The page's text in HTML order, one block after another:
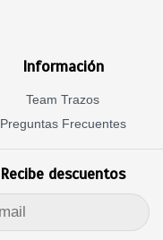
Información
Team Trazos
Preguntas Frecuentes
Recibe descuentos